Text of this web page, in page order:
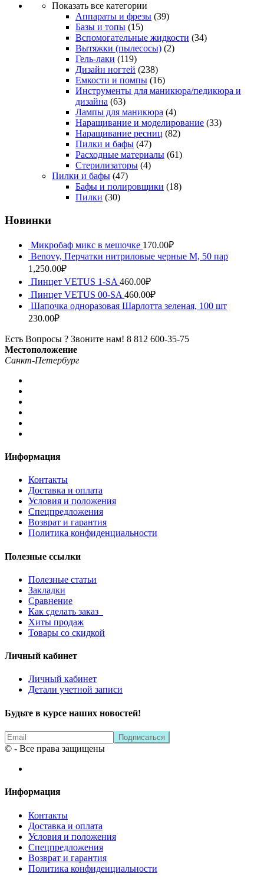
Показать все категории
Аппараты и фрезы (39)
Базы и топы (15)
Вспомогательные жидкости (34)
Вытяжки (пылесосы) (2)
Гель-лаки (119)
Дизайн ногтей (238)
Емкости и помпы (16)
Инструменты для маникюра/педикюра и
дизайна (63)
Лампы для маникюра (4)
Наращивание и моделирование (33)
Наращивание ресниц (82)
Пилки и бафы (47)
Расходные материалы (61)
Стерилизаторы (4)
Пилки и бафы (47)
Бафы и полировщики (18)
Пилки (30)
Новинки
Микробаф микс в мешочке 170.00₽
Benovy, Перчатки нитриловые черные M, 50 пар
1,250.00₽
Пинцет VETUS 1-SA 460.00₽
Пинцет VETUS 00-SA 460.00₽
Шапочка одноразовая Шарлотта зеленая, 100 шт
230.00₽
Есть Вопросы ? Звоните нам! 8 812 600-35-75
Местоположение
Санкт-Петербург
Информация
Контакты
Доставка и оплата
Условия и положения
Спецпредложения
Возврат и гарантия
Политика конфиденциальности
Полезные ссылки
Полезные статьи
Закладки
Сравнение
Как сделать заказ
Хиты продаж
Товары со скидкой
Личный кабинет
Личный кабинет
Детали учетной записи
Будьте в курсе наших новостей!
© - Все права защищены
Информация
Контакты
Доставка и оплата
Условия и положения
Спецпредложения
Возврат и гарантия
Политика конфиденциальности